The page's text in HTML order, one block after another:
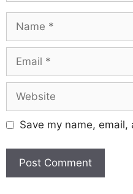
Save my name,